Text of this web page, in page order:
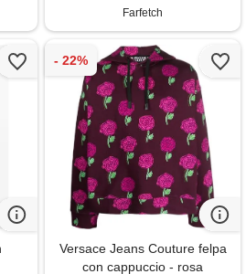
Farfetch
Versace Jeans Couture felpa
con cappuccio - rosa